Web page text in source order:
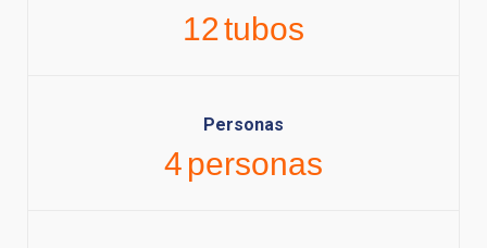
12tubos
Personas
4 personas